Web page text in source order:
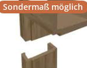
Sondermaß möglich